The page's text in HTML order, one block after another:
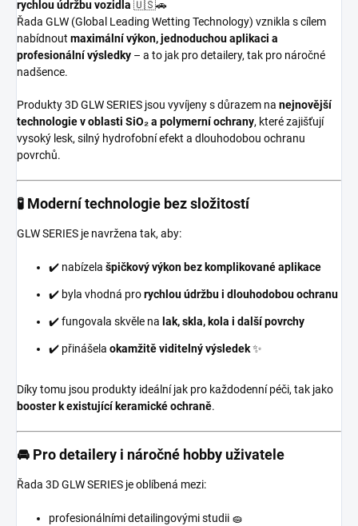
rychlou údržbu vozidla 🇺🇸🚗
Řada GLW (Global Leading Wetting Technology) vznikla s cílem
nabídnout maximální výkon, jednoduchou aplikaci a
profesionální výsledky – a to jak pro detailery, tak pro náročné
nadšence.
Produkty 3D GLW SERIES jsou vyvíjeny s důrazem na nejnovější
technologie v oblasti SiO₂ a polymerní ochrany, které zajišťují
vysoký lesk, silný hydrofobní efekt a dlouhodobou ochranu
povrchů.
🧪 Moderní technologie bez složitostí
GLW SERIES je navržena tak, aby:
✔️ nabízela špičkový výkon bez komplikované aplikace
✔️ byla vhodná prorychlou údržbu i dlouhodobou ochranu
✔️ fungovala skvěle na lak, skla, kola i další povrchy
✔️ přinášela okamžitě viditelný výsledek✨
Díky tomu jsou produkty ideální jak pro každodenní péči, tak jako
booster k existující keramické ochraně.
🚘 Pro detailery i náročné hobby uživatele
Řada 3D GLW SERIES je oblíbená mezi:
profesionálními detailingovými studii 🧽